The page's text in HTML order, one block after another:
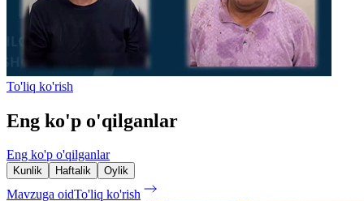
To'liq ko'rish
Eng ko'p o'qilganlar
Eng ko'p o'qilganlar
Kunlik Haftalik Oylik
Mavzuga oidTo'liq ko'rish